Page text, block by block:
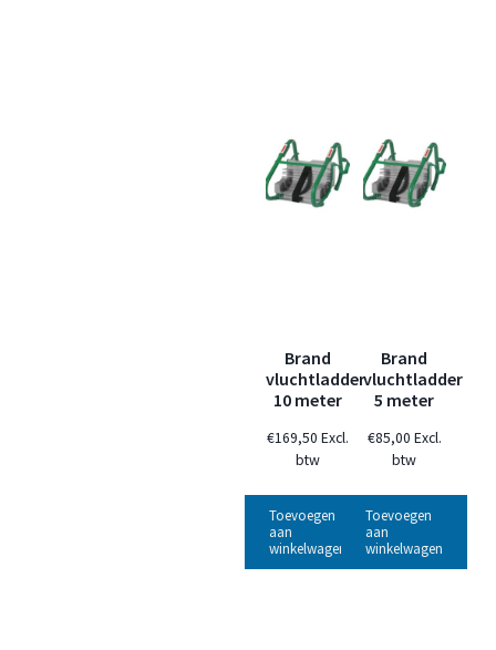
Brand
vluchtladder
10 meter
€169,50 Excl.
btw
Toevoegen
aan
winkelwagen
Brand
vluchtladder
5 meter
€85,00 Excl.
btw
Toevoegen
aan
winkelwagen